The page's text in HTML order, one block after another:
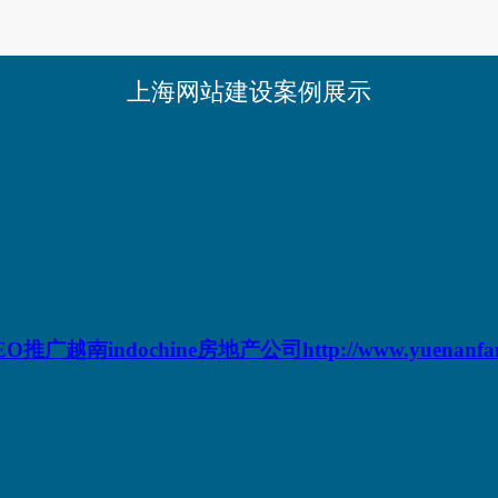
上海网站建设案例展示
推广越南indochine房地产公司http://